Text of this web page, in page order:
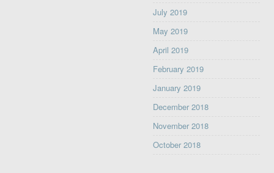
July 2019
May 2019
April 2019
February 2019
January 2019
December 2018
November 2018
October 2018